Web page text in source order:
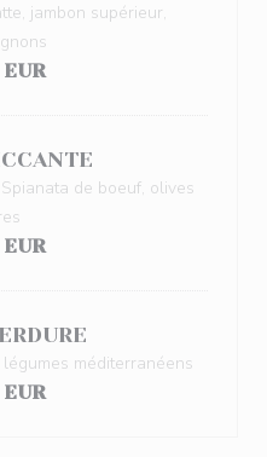
jambon supérieur,
de boeuf, olives
méditerranéens